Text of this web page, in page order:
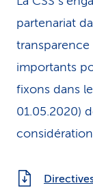
partenariat
importants
fixons dans
01.05.2020)